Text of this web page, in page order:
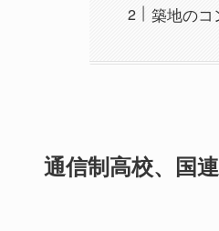
築地のコ
通信制高校、国